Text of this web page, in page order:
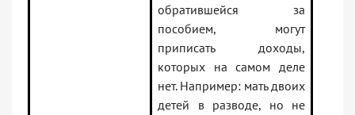
обратившейся за
пособием, могут
приписать доходы,
которых на самом деле
нет. Например: мать двоих
детей в разводе, но не